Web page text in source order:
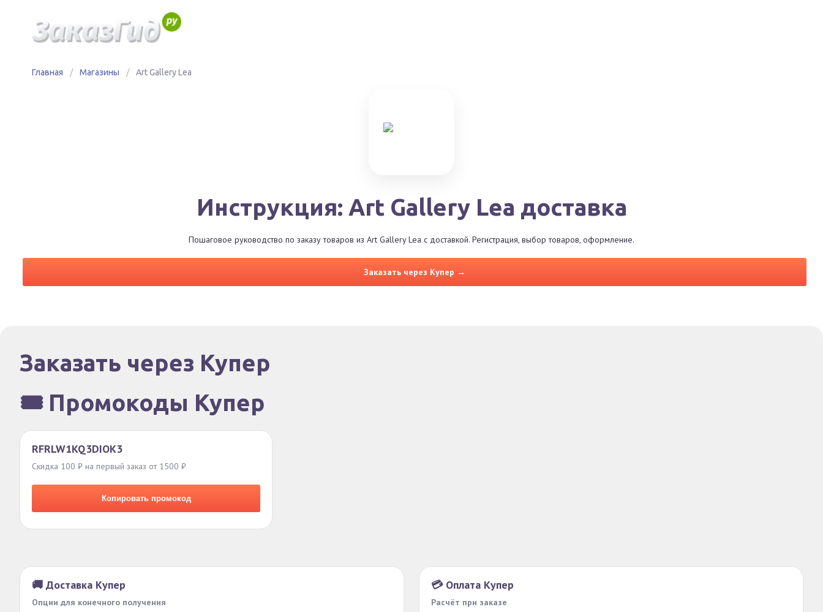
Главная / Магазины / Art Gallery Lea
Инструкция: Art Gallery Lea доставка
Пошаговое руководство по заказу товаров из Art Gallery Lea с доставкой. Регистрация, выбор товаров, оформление.
Заказать через Купер →
Заказать через Купер
🎟️ Промокоды Купер
RFRLW1KQ3DIOK3
Скидка 100 ₽ на первый заказ от 1500 ₽
Копировать промокод
🚚 Доставка Купер
Опции для конечного получения
💳 Оплата Купер
Расчёт при заказе